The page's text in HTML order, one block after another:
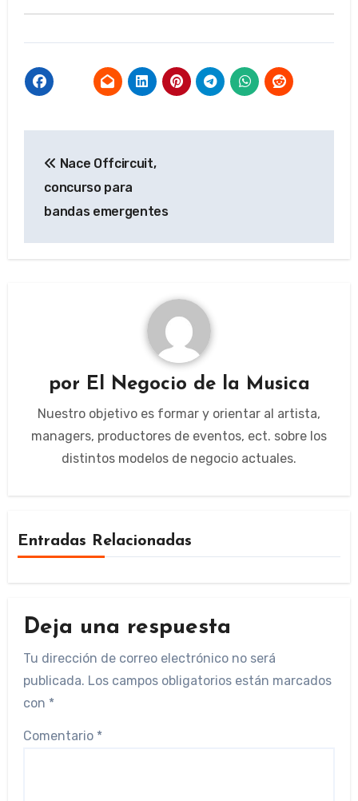
de
entradas
Nace Offcircuit,
concurso para
bandas emergentes
por El Negocio de la Musica
Nuestro objetivo es formar y orientar al artista,
managers, productores de eventos, ect. sobre los
distintos modelos de negocio actuales.
Entradas Relacionadas
Deja una respuesta
Tu dirección de correo electrónico no será
publicada. Los campos obligatorios están marcados
con *
Comentario *